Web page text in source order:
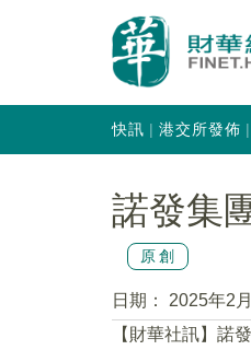
快訊 港交所發佈
諾發集
原創
日期：
2025年2
【財華社訊】諾